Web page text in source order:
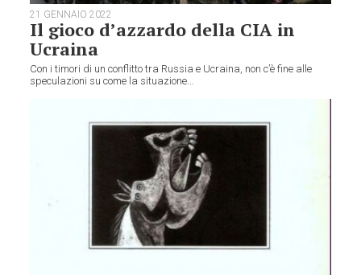
21 GENNAIO 2022
Il gioco d’azzardo della CIA in
Ucraina
Con i timori di un conflitto tra Russia e Ucraina, non c’è fine alle
speculazioni su come la situazione...